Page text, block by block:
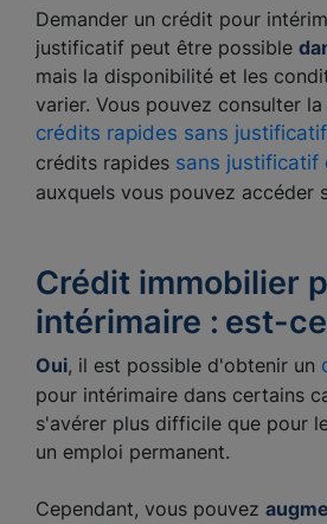
Demander un crédit pour
justificatif peut être possible
mais la disponibilité et les
varier. Vous pouvez consulter
crédits rapides sans justificatif
crédits rapides sans justificatif
auxquels vous pouvez accéder
Crédit immobilier
intérimaire : est-
Oui, il est possible d'obtenir un
pour intérimaire dans certains
s'avérer plus difficile que pour
un emploi permanent.
Cependant, vous pouvez